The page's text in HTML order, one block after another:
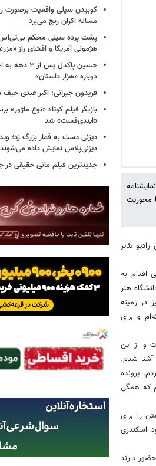
محوریت
تئاتر
فنی اقدام به
هنر
در زمینه
و برای
و از این
آشنا شدم.
پرونده‌
که همگی
را برای
اسکندری
دارند
کوبیدن سیلی واقعیت برصورت
مساله اکران رنج می‌برد
پشت پرده سیلی محکم
هژمونی آمریکا و افشای راز
حسین پاکدل پس
دوباره «هزار داستان»
فریدون جیرانی: اکبر عبدی
بازیگر فیلم کوتاه «نوع ماژور»
«ایندی‌فست» شد
دیزنی دست به قمار بزرگ زد؛
دیزنی‌پلاس نمایش داده می‌شوند
جدیدترین فیلم مانی حقیقی در